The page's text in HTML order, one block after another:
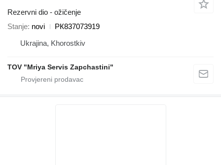
Rezervni dio - ožičenje
Stanje novi
РК837073919
Ukrajina, Khorostkiv
TOV "Mriya Servis Zapchastini"